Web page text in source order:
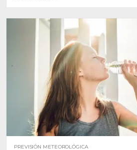
PREVISIÓN METEOROLÓGICA